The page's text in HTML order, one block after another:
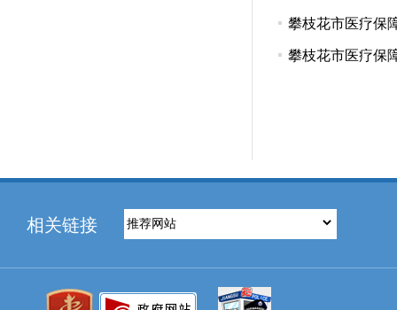
攀枝花市医疗保
攀枝花市医疗保
相关链接